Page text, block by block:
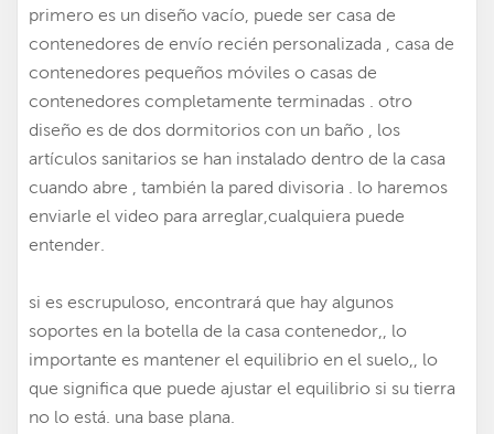
primero es un diseño vacío, puede ser casa de
contenedores de envío recién personalizada , casa de
contenedores pequeños móviles o casas de
contenedores completamente terminadas . otro
diseño es de dos dormitorios con un baño , los
artículos sanitarios se han instalado dentro de la casa
cuando abre , también la pared divisoria . lo haremos
enviarle el video para arreglar,cualquiera puede
entender.
si es escrupuloso, encontrará que hay algunos
soportes en la botella de la casa contenedor,, lo
importante es mantener el equilibrio en el suelo,, lo
que significa que puede ajustar el equilibrio si su tierra
no lo está. una base plana.